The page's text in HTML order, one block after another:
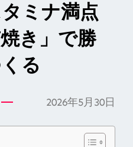
ミナ満点
き」で勝
る
2026年5月30日